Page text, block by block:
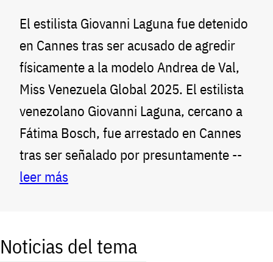
El estilista Giovanni Laguna fue detenido
en Cannes tras ser acusado de agredir
físicamente a la modelo Andrea de Val,
Miss Venezuela Global 2025. El estilista
venezolano Giovanni Laguna, cercano a
Fátima Bosch, fue arrestado en Cannes
tras ser señalado por presuntamente --
leer más
Noticias del tema